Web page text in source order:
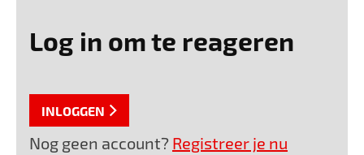
Log in om te reageren
INLOGGEN
Nog geen account? Registreer je nu